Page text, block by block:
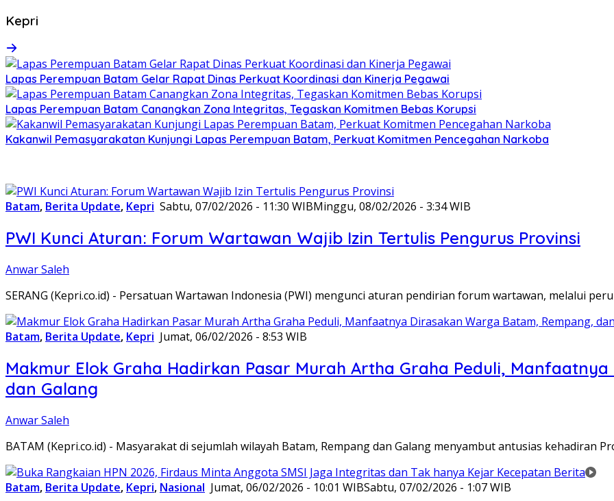
Kepri
Lapas Perempuan Batam Gelar Rapat Dinas Perkuat Koordinasi dan Kinerja Pegawai
Lapas Perempuan Batam Canangkan Zona Integritas, Tegaskan Komitmen Bebas Korupsi
Kakanwil Pemasyarakatan Kunjungi Lapas Perempuan Batam, Perkuat Komitmen Pencegahan Narkoba
Batam, Berita Update, Kepri Sabtu, 07/02/2026 - 11:30 WIBMinggu, 08/02/2026 - 3:34 WIB
PWI Kunci Aturan: Forum Wartawan Wajib Izin Tertulis Pengurus Provinsi
Anwar Saleh
SERANG (Kepri.co.id) - Persatuan Wartawan Indonesia (PWI) mengunci aturan pendirian forum wartawan, melalui
Batam, Berita Update, Kepri Jumat, 06/02/2026 - 8:53 WIB
Makmur Elok Graha Hadirkan Pasar Murah Artha Graha Peduli,
dan Galang
Anwar Saleh
BATAM (Kepri.co.id) - Masyarakat di sejumlah wilayah Batam, Rempang dan Galang menyambut antusias kehadiran
Batam, Berita Update, Kepri, Nasional Jumat, 06/02/2026 - 10:01 WIBSabtu, 07/02/2026 - 1:07 WIB